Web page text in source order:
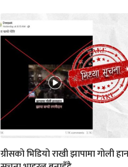
ग्रीसको भिडियो राखी झापामा गोली